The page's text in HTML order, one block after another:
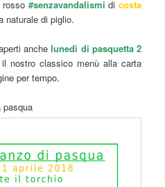
#senzavandalismi di costa
naturale di piglio.
anche lunedì di pasquetta 2
nostro classico menù alla carta
per tempo.
pasqua